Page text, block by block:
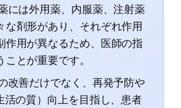
には外用薬、内服薬、注射薬
な剤形があり、それぞれ作用
作用が異なるため、医師の指
とが重要です。
改善だけでなく、再発予防や
活の質）向上を目指し、患者